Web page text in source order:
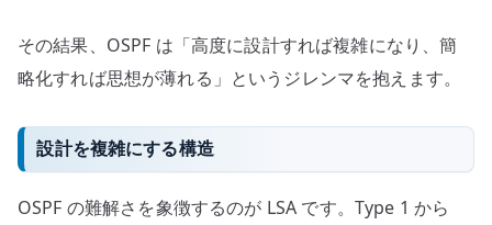
その結果、OSPF は「高度に設計すれば複雑になり、簡
略化すれば思想が薄れる」というジレンマを抱えます。
設計を複雑にする構造
OSPF の難解さを象徴するのが LSA です。Type 1 から